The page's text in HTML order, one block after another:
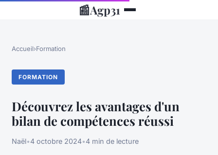
📰Agp31
Accueil›Formation
FORMATION
Découvrez les avantages d'un
bilan de compétences réussi
Naël•4 octobre 2024•4 min de lecture